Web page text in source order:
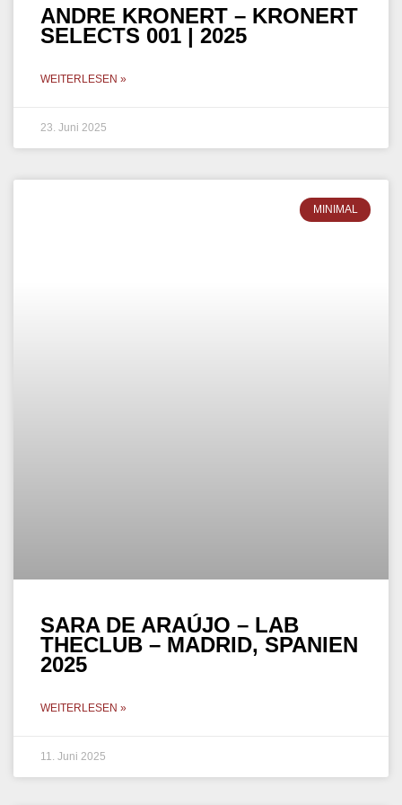
ANDRE KRONERT – KRONERT
SELECTS 001 | 2025
WEITERLESEN »
23. Juni 2025
MINIMAL
SARA DE ARAÚJO – LAB
THECLUB – MADRID, SPANIEN
2025
WEITERLESEN »
11. Juni 2025